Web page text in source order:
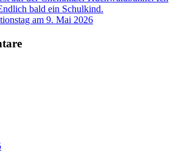
bald ein Schulkind.
am 9. Mai 2026